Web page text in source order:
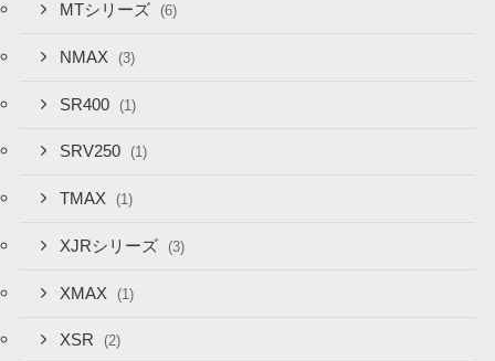
MTシリーズ (6)
NMAX (3)
SR400 (1)
SRV250 (1)
TMAX (1)
XJRシリーズ (3)
XMAX (1)
XSR (2)